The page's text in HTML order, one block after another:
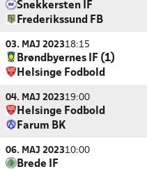
Snekkersten IF
Frederikssund FB
03. MAJ 202318:15
Brøndbyernes IF (1)
Helsinge Fodbold
04. MAJ 202319:00
Helsinge Fodbold
Farum BK
06. MAJ 202310:00
Brede IF